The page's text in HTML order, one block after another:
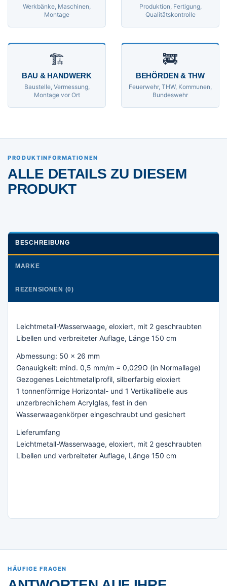
Werkbänke, Maschinen,
Montage
Produktion, Fertigung,
Qualitätskontrolle
🏗
BAU & HANDWERK
Baustelle, Vermessung,
Montage vor Ort
🚒
BEHÖRDEN & THW
Feuerwehr, THW, Kommunen,
Bundeswehr
PRODUKTINFORMATIONEN
ALLE DETAILS ZU DIESEM
PRODUKT
BESCHREIBUNG
MARKE
REZENSIONEN (0)
Leichtmetall-Wasserwaage, eloxiert, mit 2 geschraubten
Libellen und verbreiteter Auflage, Länge 150 cm
Abmessung: 50 x 26 mm
Genauigkeit: mind. 0,5 mm/m = 0,029O (in Normallage)
Gezogenes Leichtmetallprofil, silberfarbig eloxiert
1 tonnenförmige Horizontal- und 1 Vertikallibelle aus
unzerbrechlichem Acrylglas, fest in den
Wasserwaagenkörper eingeschraubt und gesichert
Lieferumfang
Leichtmetall-Wasserwaage, eloxiert, mit 2 geschraubten
Libellen und verbreiteter Auflage, Länge 150 cm
HÄUFIGE FRAGEN